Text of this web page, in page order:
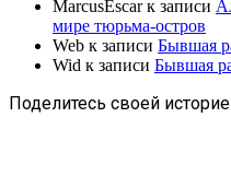
MarcusEscarк записи
мире тюрьма-остров
Web к записи Бывшая
Wid к записи Бывшая
Поделитесь своей